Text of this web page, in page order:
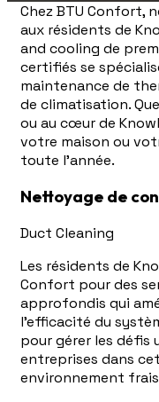
Chez BTU Confort,
aux résidents de
and cooling de
certifiés se
maintenance de
de climatisation.
ou au cœur de
votre maison ou
toute l'année.
Nettoyage de
Duct Cleaning
Les résidents de
Confort pour des
approfondis qui
l'efficacité du
pour gérer les défis
entreprises dans
environnement